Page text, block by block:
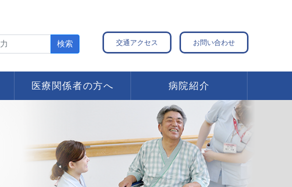
検索 交通アクセス お問い合わせ
医療関係者の方へ 病院紹介